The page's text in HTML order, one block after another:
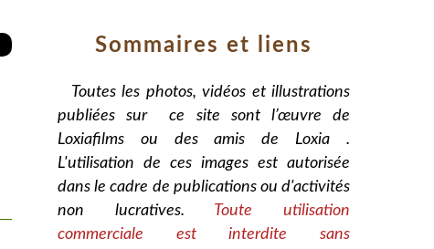
Sommaires et liens
Toutes les photos, vidéos et illustrations
publiées sur ce site sont l’œuvre de
Loxiafilms ou des amis de Loxia .
L'utilisation de ces images est autorisée
dans le cadre de publications ou d'activités
non lucratives. Toute utilisation
commerciale est interdite sans